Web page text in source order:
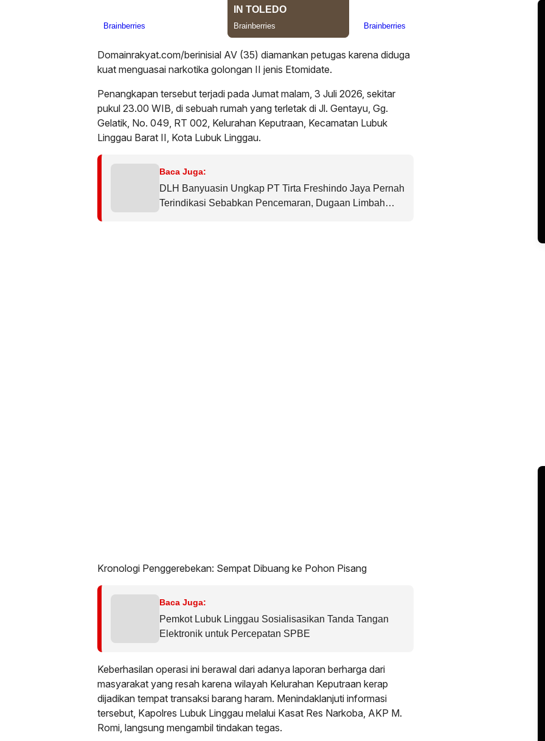
Domainrakyat.com/berinisial AV (35) diamankan petugas karena diduga
kuat menguasai narkotika golongan II jenis Etomidate.
Penangkapan tersebut terjadi pada Jumat malam, 3 Juli 2026, sekitar
pukul 23.00 WIB, di sebuah rumah yang terletak di Jl. Gentayu, Gg.
Gelatik, No. 049, RT 002, Kelurahan Keputraan, Kecamatan Lubuk
Linggau Barat II, Kota Lubuk Linggau.
Baca Juga:
DLH Banyuasin Ungkap PT Tirta Freshindo Jaya Pernah
Terindikasi Sebabkan Pencemaran, Dugaan Limbah
Kronologi Penggerebekan: Sempat Dibuang ke Pohon Pisang
Baca Juga:
Pemkot Lubuk Linggau Sosialisasikan Tanda Tangan
Elektronik untuk Percepatan SPBE
Keberhasilan operasi ini berawal dari adanya laporan berharga dari
masyarakat yang resah karena wilayah Kelurahan Keputraan kerap
dijadikan tempat transaksi barang haram. Menindaklanjuti informasi
tersebut, Kapolres Lubuk Linggau melalui Kasat Res Narkoba, AKP M.
Romi, langsung mengambil tindakan tegas.